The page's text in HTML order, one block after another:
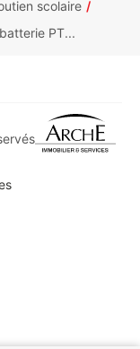
scolaire
PT...